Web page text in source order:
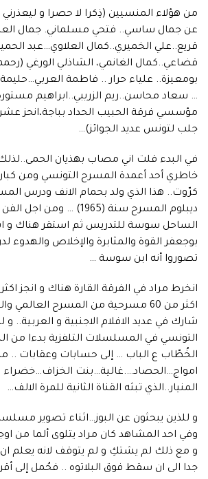
من هؤلاء المنسيين (ذِكرا لا حصرا و ليعذرني
عن جمال ساسي.. فتحي مسلماني. جمال
قريع..علي الخميري..كمال العلاوي…عبد
قضاعي..كمال الغانمي، الشاذلي الورغي
بومعيزة.. علياء حرار .. فاطمة العربي…حليمة
… سعاد محاسن..ريم الزريبي..ابراهيم
مؤسسي فرقة الحبيب الحداد بباجة،انحز
جلب لتونس عديد الجوائز)…
في البدء قلت اني مصاب بهذيان
خاطري أحد أعمدة المسرح التونسي ومن
كرّوت.. هذا الذي ولد بحمام الانف ودرس
ديبلوم المسرح سنة (1965) …
الساحل سوسة للتدريس ثم استقر هناك و
بوجعفر القوة والمثابرة والإخلاص والهدوء
تصوروا أنه ابن سوسة …
اكثر من 60 مسرحية من المسرح
شارك في عديد الافلام الاجنبية و العربية..
التونسي في المسلسلات التلفزية بدءا من
الخُطّاب ع الباب … إلى حسابات وعقابات ..
امواج…الحصاد….غالية…بنت الخزاف…خضراء
المنيار..الذي تبثه القناة الثانية للمرة الالف…
و للذين يبحثون عن البوز…اثناء تصوير
وفي احد المشاهد كان مراد يتلوى ألما من
و مع ذلك لم يشتكِ و لم يتوقف لانه يعلم
جدا الى ان سقط فوق البلاتوه .. فحُمل إلى